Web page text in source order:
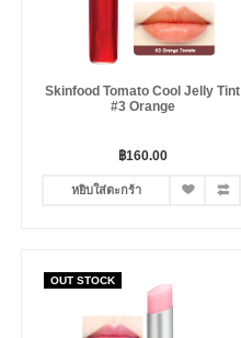
Skinfood Tomato Cool Jelly Tint
#3 Orange
฿160.00
หยิบใส่ตะกร้า
OUT STOCK